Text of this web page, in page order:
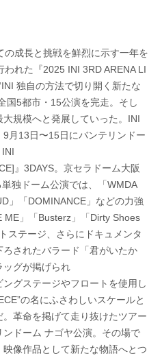
成長と挑戦を鮮烈に示す一年を
れた『2025 INI 3RD ARENA LI
独自の方法で切り開く新たな
国5都市・15公演を完走。そし
規模へと発展していった。INI
月13日〜15日にバンテリンドー
』3DAYS。京セラドーム大阪
独ドーム公演では、「WMDA
」「DOMINANCE」などの力強
ME」「Busterz」「Dirty Shoes
ステージ、さらにドキュメンタ
されたバラード「君がいたか
ッグが掲げられ
グステージやフロートを使用し
の名にふさわしいスケールと
革命を掲げて走り抜けたツアー
ドーム ナゴヤ公演。その場で
像作品として新たな物語へとつ